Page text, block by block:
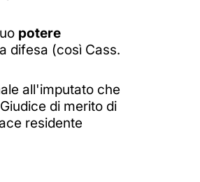
potere
difesa (così Cass.
all'imputato che
di merito di
residente